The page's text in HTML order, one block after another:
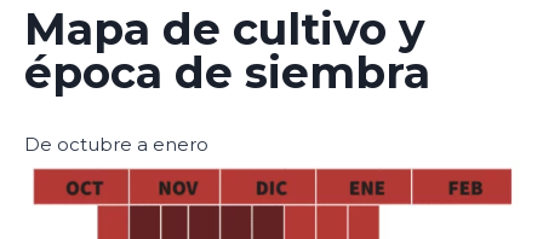
Mapa de cultivo y
época de siembra
De octubre a enero